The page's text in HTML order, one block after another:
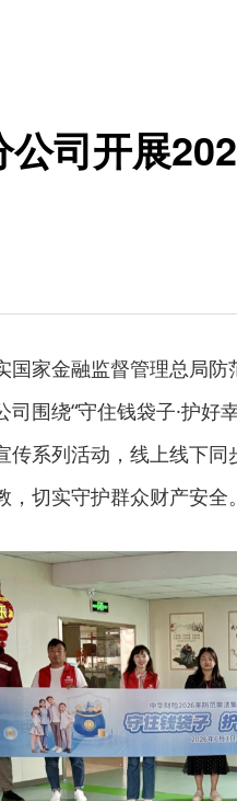
司开展
国家金融监督管理总局
司围绕“守住钱袋子·护好
传系列活动，线上线下
，切实守护群众财产安全。